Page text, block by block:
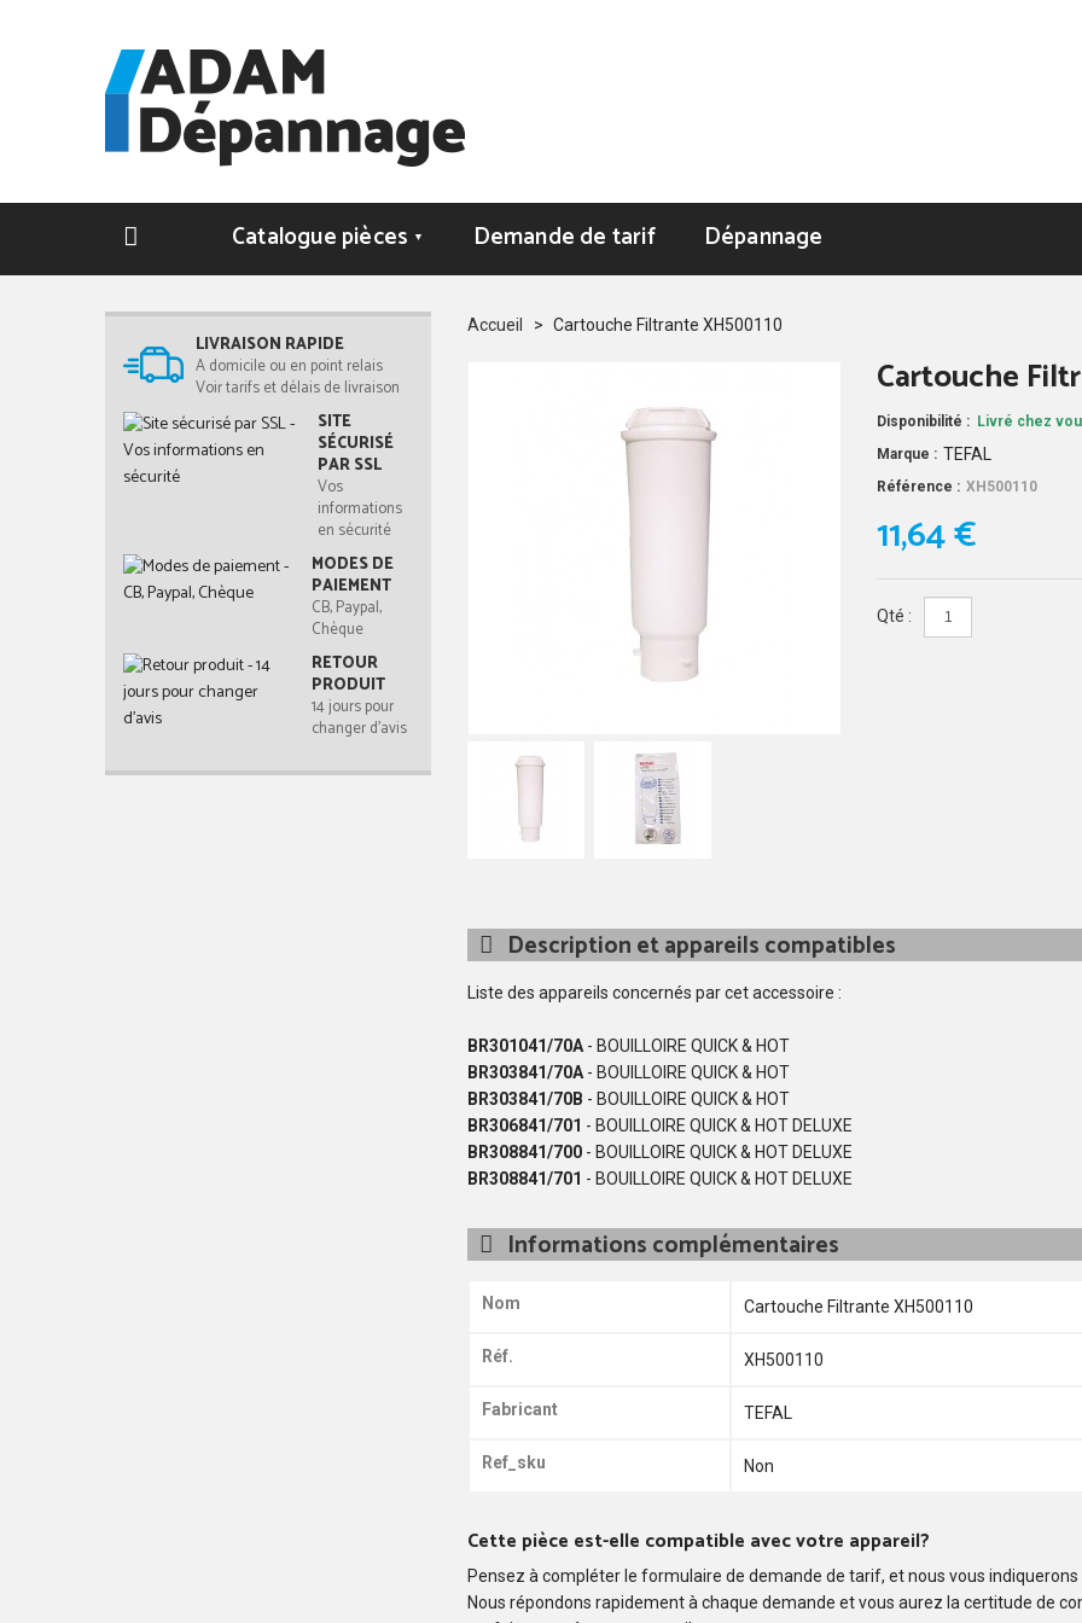
Catalogue pièces ▼ Demande de tarif Dépannage
Accueil > Cartouche Filtrante XH500110
Cartouche
Disponibilité : Livré chez
Marque : TEFAL
Référence : XH500110
11,64 €
Qté :
Description et appareils compatibles
Liste des appareils concernés par cet accessoire :
BR301041/70A - BOUILLOIRE QUICK & HOT
BR303841/70A - BOUILLOIRE QUICK & HOT
BR303841/70B - BOUILLOIRE QUICK & HOT
BR306841/701 - BOUILLOIRE QUICK & HOT DELUXE
BR308841/700 - BOUILLOIRE QUICK & HOT DELUXE
BR308841/701 - BOUILLOIRE QUICK & HOT DELUXE
Informations complémentaires
Nom Cartouche Filtrante XH500110
Réf. XH500110
Fabricant TEFAL
Ref_sku Non
Cette pièce est-elle compatible avec votre appareil?
Pensez à compléter le formulaire de demande de tarif, et nous vous
Nous répondons rapidement à chaque demande et vous aurez la certitude de
LIVRAISON RAPIDE
A domicile ou en point relais
Voir tarifs et délais de livraison
SITE
SÉCURISÉ
PAR SSL
Vos
informations
en sécurité
MODES DE
PAIEMENT
CB, Paypal,
Chèque
RETOUR
PRODUIT
14 jours pour
changer d'avis